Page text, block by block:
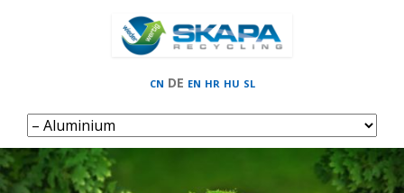
CN DE EN HR HU SL
Navigation
überspringen